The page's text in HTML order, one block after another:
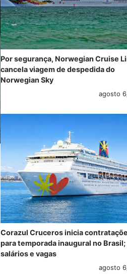
Por segurança, Norwegian Cruise
cancela viagem de despedida do
Norwegian Sky
agosto
Corazul Cruceros inicia
para temporada inaugural no Brasil;
salários e vagas
agosto